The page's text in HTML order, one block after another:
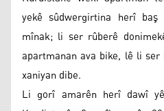
yekê sûdwergirtina herî
mînak; li ser rûberê
apartmanan ava bike, lê li
xaniyan dibe.
Li gorî amarên herî dawî